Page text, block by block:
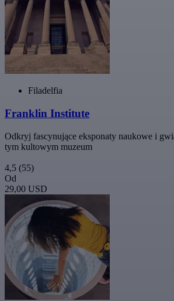
Filadelfia
Franklin Institute
Odkryj fascynujące eksponaty naukowe i
tym kultowym muzeum
4,5 (55)
Od
29,00 USD